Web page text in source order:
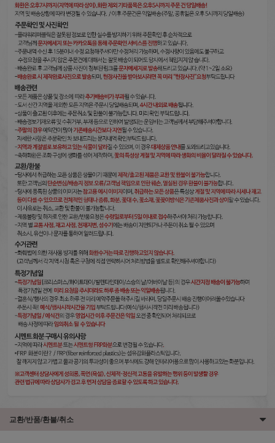
교환/반품/환불/취소